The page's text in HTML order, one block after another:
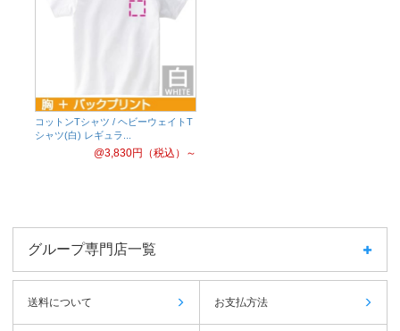
コットンTシャツ / ヘビーウェイトT
シャツ(白) レギュラ...
@3,830円（税込）～
グループ専門店一覧
送料について お支払方法